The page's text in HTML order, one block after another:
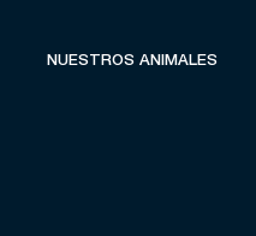
NUESTROS ANIMALES